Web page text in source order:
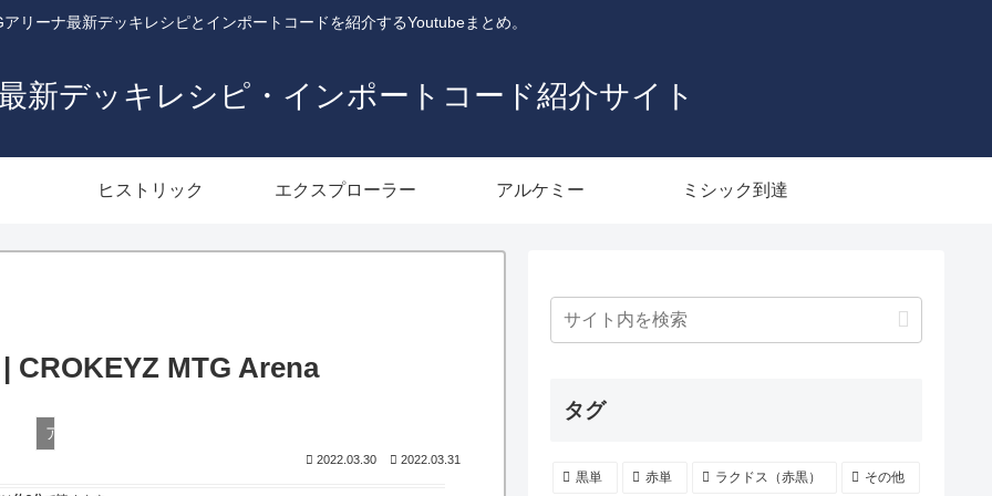
リーナ最新デッキレシピとインポートコードを紹介するYoutubeまとめ。
新デッキレシピ・インポートコード紹介サイト
ヒストリック エクスプローラー アルケミー ミシック到達
CROKEYZ MTG Arena
アルケミー
2022.03.30 2022.03.31
タグ
黒単 赤単 ラクドス（赤黒） その他